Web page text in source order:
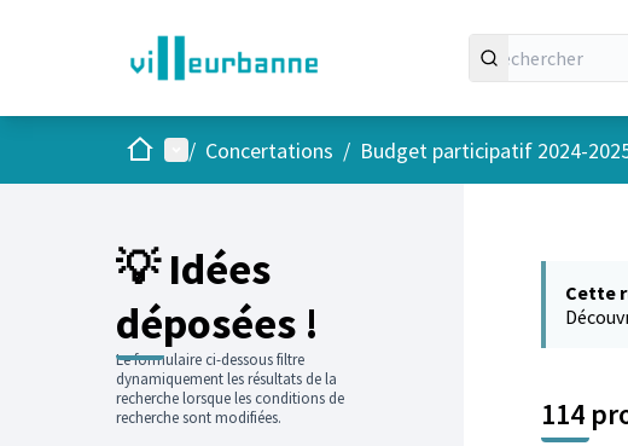
AccueilMenu principal
/ Concertations / Budget participatif 2024-
💡 Idées
déposées !
Le formulaire ci-dessous filtre
dynamiquement les résultats de la
recherche lorsque les conditions de
recherche sont modifiées.
Cette
114